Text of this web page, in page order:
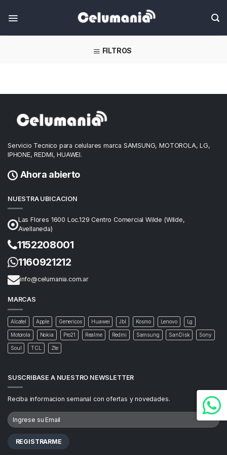
FILTROS
Servicio Tecnico para celulares marca SAMSUNG, MOTOROLA, LG,
IPHONE, REDMI, HUAWEI.
Ahora abierto
NUESTRA UBICACION
Las Flores 1600 Loc.129 Centro Comercial Wilde (Wilde,
Avellaneda)
1152208001
1160921212
info@celumania.com.ar
MARCAS
Alcatel Apple Genericos Huawei Jbl Kosmo Lenovo Lg
Motorola Nokia Pro21 Realme Redmi Samsung SanDisk Sony
Soul TCL Zte
SUSCRIBASE A NUESTRO NEWSLETTER
Reciba informacion semanal con ofertas y novedades.